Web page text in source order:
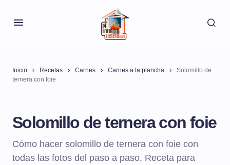
Inicio Recetas Carnes Carnes a la plancha
Solomillo de
ternera con foie
Solomillo de ternera con foie
Cómo hacer solomillo de ternera con foie con
todas las fotos del paso a paso. Receta para